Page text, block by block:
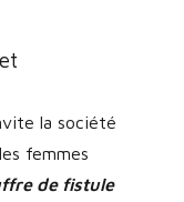
la société
femmes
de fistule